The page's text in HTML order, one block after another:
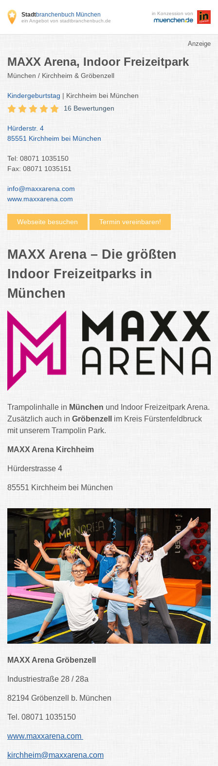
Stadtbranchenbuch München
ein Angebot von stadtbranchenbuch.de
in Konzession von
Anzeige
MAXX Arena, Indoor Freizeitpark
München / Kirchheim & Gröbenzell
Kindergeburtstag | Kirchheim bei München
16 Bewertungen
Hürderstr. 4
85551 Kirchheim bei München
Tel: 08071 1035150
Fax: 08071 1035151
info@maxxarena.com
www.maxxarena.com
Webseite besuchen Termin vereinbaren!
MAXX Arena – Die größten
Indoor Freizeitparks in
München
Trampolinhalle in München und Indoor Freizeitpark Arena.
Zusätzlich auch in Gröbenzell im Kreis Fürstenfeldbruck
mit unserem Trampolin Park.
MAXX Arena Kirchheim
Hürderstrasse 4
85551 Kirchheim bei München
MAXX Arena Gröbenzell
Industriestraße 28 / 28a
82194 Gröbenzell b. München
Tel. 08071 1035150
www.maxxarena.com
kirchheim@maxxarena.com